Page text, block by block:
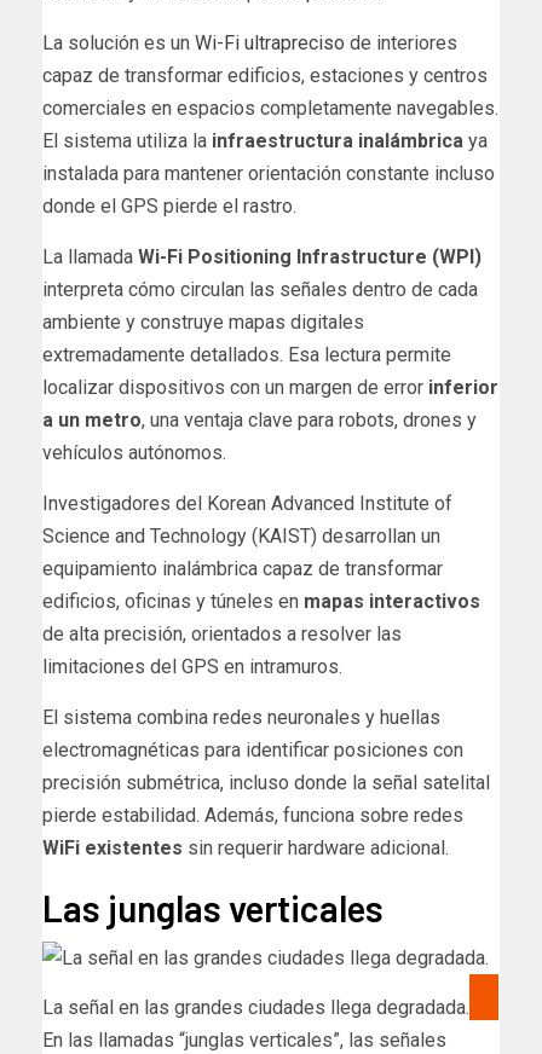
La solución es un Wi-Fi ultrapreciso de interiores
capaz de transformar edificios, estaciones y centros
comerciales en espacios completamente navegables.
El sistema utiliza la infraestructura inalámbrica ya
instalada para mantener orientación constante incluso
donde el GPS pierde el rastro.
La llamada Wi-Fi Positioning Infrastructure (WPI)
interpreta cómo circulan las señales dentro de cada
ambiente y construye mapas digitales
extremadamente detallados. Esa lectura permite
localizar dispositivos con un margen de error inferior
a un metro, una ventaja clave para robots, drones y
vehículos autónomos.
Investigadores del Korean Advanced Institute of
Science and Technology (KAIST) desarrollan un
equipamiento inalámbrica capaz de transformar
edificios, oficinas y túneles en mapas interactivos
de alta precisión, orientados a resolver las
limitaciones del GPS en intramuros.
El sistema combina redes neuronales y huellas
electromagnéticas para identificar posiciones con
precisión submétrica, incluso donde la señal satelital
pierde estabilidad. Además, funciona sobre redes
WiFi existentes sin requerir hardware adicional.
Las junglas verticales
La señal en las grandes ciudades llega degradada.
En las llamadas “junglas verticales”, las señales